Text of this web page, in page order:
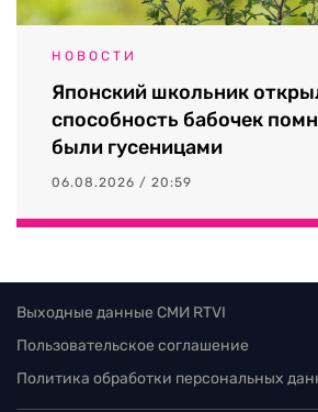
НОВОСТИ
Японский школьник
способность бабочек
были гусеницами
06.08.2026 / 20:59
Выходные данные СМИ RTVI
Пользовательское соглашение
Политика обработки персональных